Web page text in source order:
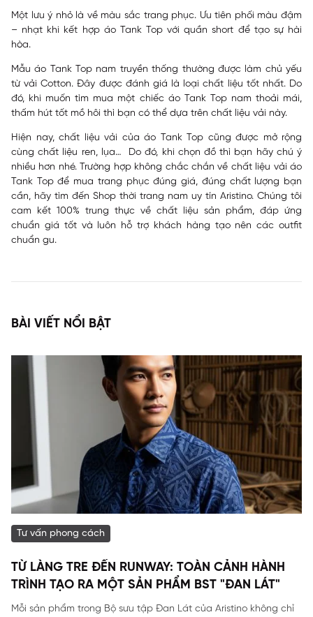
Một lưu ý nhỏ là về màu sắc trang phục. Ưu tiên phối màu đậm
– nhạt khi kết hợp áo Tank Top với quần short để tạo sự hài
hòa.
Mẫu áo Tank Top nam truyền thống thường được làm chủ yếu
từ vải Cotton. Đây được đánh giá là loại chất liệu tốt nhất. Do
đó, khi muốn tìm mua một chiếc áo Tank Top nam thoải mái,
thấm hút tốt mồ hôi thì bạn có thể dựa trên chất liệu vải này.
Hiện nay, chất liệu vải của áo Tank Top cũng được mở rộng
cùng chất liệu ren, lụa… Do đó, khi chọn đồ thì bạn hãy chú ý
nhiều hơn nhé. Trường hợp không chắc chắn về chất liệu vải áo
Tank Top để mua trang phục đúng giá, đúng chất lượng bạn
cần, hãy tìm đến Shop thời trang nam uy tín Aristino. Chúng tôi
cam kết 100% trung thực về chất liệu sản phẩm, đáp ứng
chuẩn giá tốt và luôn hỗ trợ khách hàng tạo nên các outfit
chuẩn gu.
BÀI VIẾT NỔI BẬT
Tư vấn phong cách
TỪ LÀNG TRE ĐẾN RUNWAY: TOÀN CẢNH HÀNH
TRÌNH TẠO RA MỘT SẢN PHẨM BST "ĐAN LÁT"
Mỗi sản phẩm trong Bộ sưu tập Đan Lát của Aristino không chỉ